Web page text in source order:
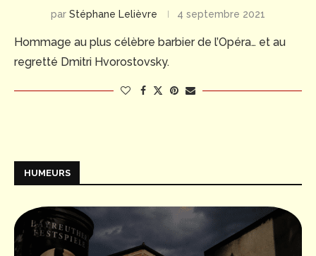
par Stéphane Lelièvre 4 septembre 2021
Hommage au plus célèbre barbier de l’Opéra… et au
regretté Dmitri Hvorostovsky.
HUMEURS